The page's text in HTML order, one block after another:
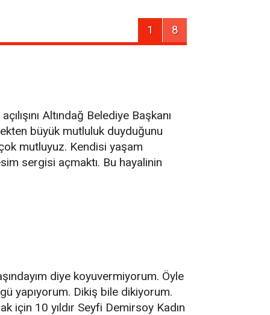
1 8
Altındağ Belediye Başkanı
büyük mutluluk duyduğunu
mutluyuz. Kendisi yaşam
sergisi açmaktı. Bu hayalinin
diye koyuvermiyorum. Öyle
yapıyorum. Dikiş bile dikiyorum.
için 10 yıldır Seyfi Demirsoy Kadın